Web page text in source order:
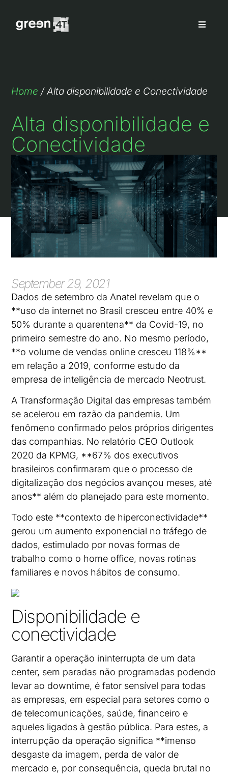
Home /Alta disponibilidade e Conectividade
Alta disponibilidade e
Conectividade
September 29, 2021
Dados de setembro da Anatel revelam que o
**uso da internet no Brasil cresceu entre 40% e
50% durante a quarentena** da Covid-19, no
primeiro semestre do ano. No mesmo período,
**o volume de vendas online cresceu 118%**
em relação a 2019, conforme estudo da
empresa de inteligência de mercado Neotrust.
A Transformação Digital das empresas também
se acelerou em razão da pandemia. Um
fenômeno confirmado pelos próprios dirigentes
das companhias. No relatório CEO Outlook
2020 da KPMG, **67% dos executivos
brasileiros confirmaram que o processo de
digitalização dos negócios avançou meses, até
anos** além do planejado para este momento.
Todo este **contexto de hiperconectividade**
gerou um aumento exponencial no tráfego de
dados, estimulado por novas formas de
trabalho como o home office, novas rotinas
familiares e novos hábitos de consumo.
Disponibilidade e
conectividade
Garantir a operação ininterrupta de um data
center, sem paradas não programadas podendo
levar ao downtime, é fator sensível para todas
as empresas, em especial para setores como o
de telecomunicações, saúde, financeiro e
aqueles ligados à gestão pública. Para estes, a
interrupção da operação significa **imenso
desgaste da imagem, perda de valor de
mercado e, por consequência, queda brutal no